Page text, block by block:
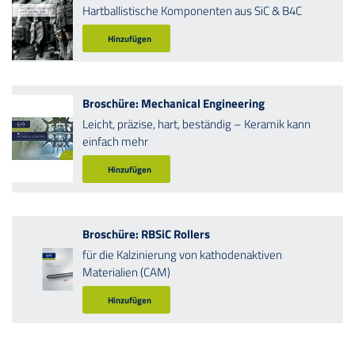
Hartballistische Komponenten aus SiC & B4C
Hinzufügen
Broschüre: Mechanical Engineering
Leicht, präzise, hart, beständig – Keramik kann
einfach mehr
Hinzufügen
Broschüre: RBSiC Rollers
für die Kalzinierung von kathodenaktiven
Materialien (CAM)
Hinzufügen